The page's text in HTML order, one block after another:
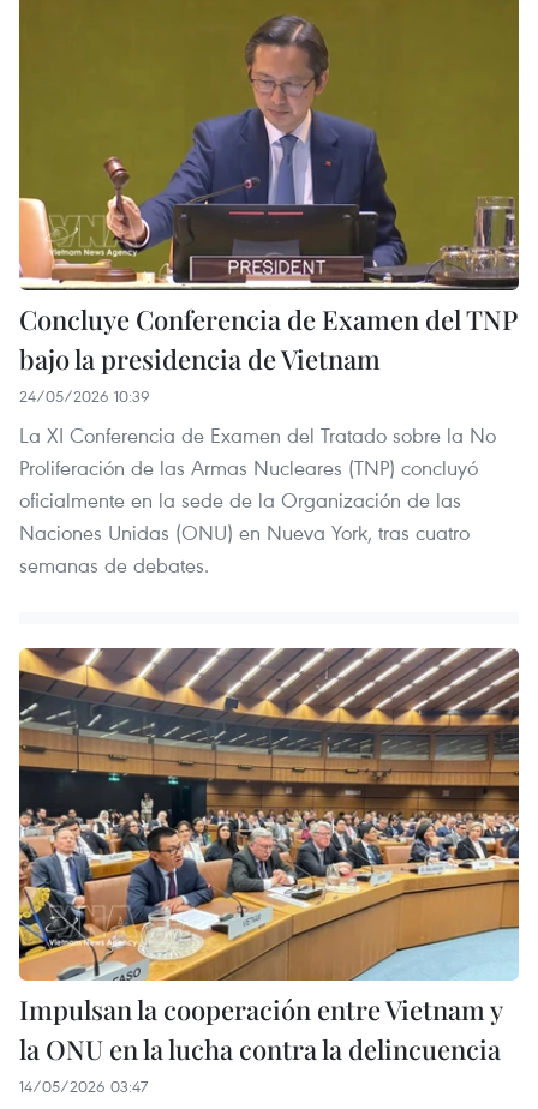
Concluye Conferencia de Examen del TNP
bajo la presidencia de Vietnam
24/05/2026 10:39
La XI Conferencia de Examen del Tratado sobre la No
Proliferación de las Armas Nucleares (TNP) concluyó
oficialmente en la sede de la Organización de las
Naciones Unidas (ONU) en Nueva York, tras cuatro
semanas de debates.
Impulsan la cooperación entre Vietnam y
la ONU en la lucha contra la delincuencia
14/05/2026 03:47